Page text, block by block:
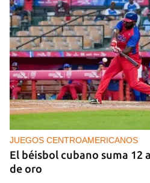
IA
China lanza una
gobernanza de la IA con 29
Cuba
JUEGOS CENTROAMERICANOS
El béisbol cubano suma 12
de oro